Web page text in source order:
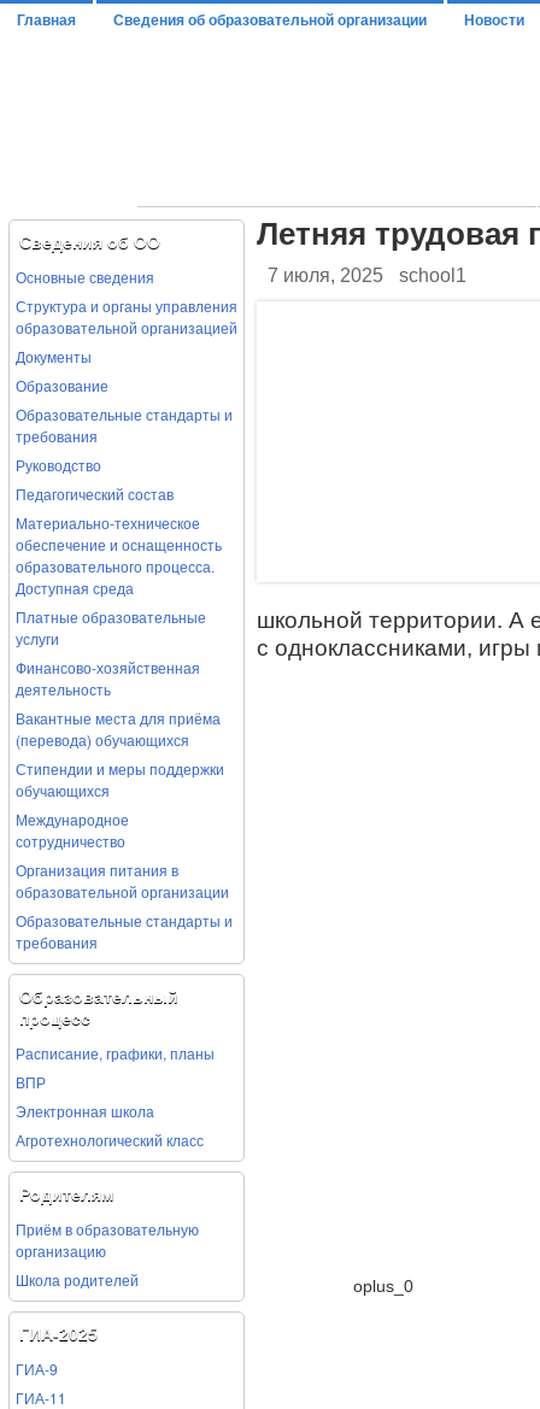
Главная Сведения об образовательной организации Новости
ОТЧЕТ О РЕЗУЛЬТАТАХ САМООБСЛЕДОВАНИЯ
ПРЕДПИСАНИЯ ОРГАНОВ,ОСУЩЕСТВЛЯЮЩИХ
МУНИЦИПАЛЬНОЕ ЗАДАНИЕ
АНКЕТА РУКОВОДИТЕЛЯ ОО
ОБРАЗОВАНИЕ РУКОВОДСТВО
Сведения об ОО
Основные сведения
Структура и органы управления
образовательной организацией
Документы
Образование
Образовательные стандарты и
требования
Руководство
Педагогический состав
Материально-техническое
обеспечение и оснащенность
образовательного процесса.
Доступная среда
Платные образовательные
услуги
Финансово-хозяйственная
деятельность
Вакантные места для приёма
(перевода) обучающихся
Стипендии и меры поддержки
обучающихся
Международное
сотрудничество
Организация питания в
образовательной организации
Образовательные стандарты и
требования
Образовательный
процесс
Расписание, графики, планы
ВПР
Электронная школа
Агротехнологический класс
Родителям
Приём в образовательную
организацию
Школа родителей
ГИА-2025
ГИА-9
ГИА-11
Летняя трудовая
7 июля, 2025 school1
школьной территории. А
с одноклассниками,
oplus_0